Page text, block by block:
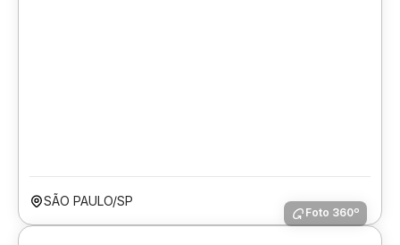
SÃO PAULO/SP
Foto 360º